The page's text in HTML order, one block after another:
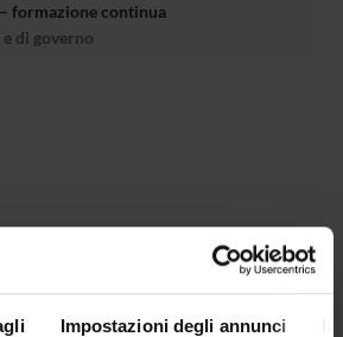
Impostazioni degli annunci
formazione continua
di governo